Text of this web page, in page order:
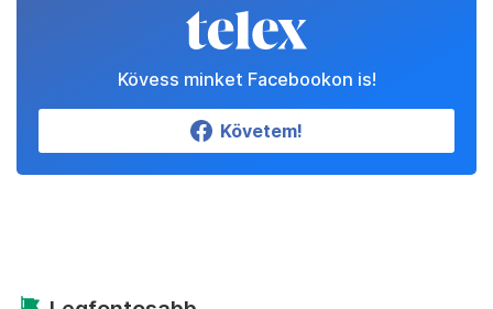
Kövess minket Facebookon is!
Követem!